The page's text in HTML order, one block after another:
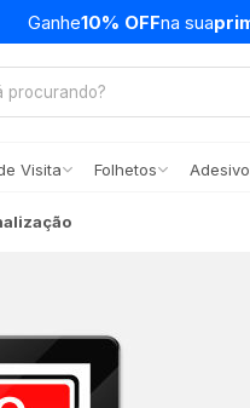
Ganhe10% OFFna sua
Visita Folhetos